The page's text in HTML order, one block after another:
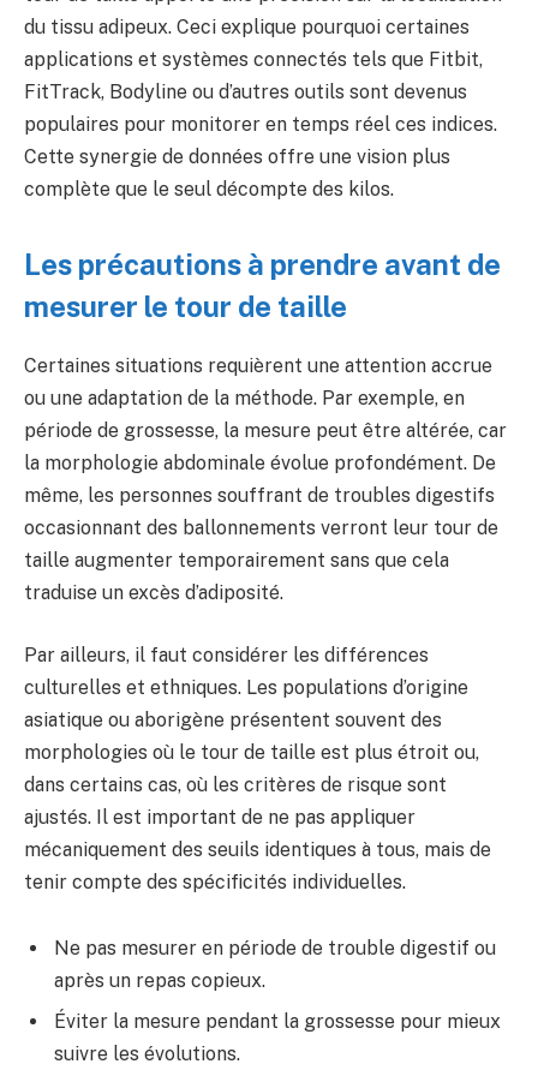
du tissu adipeux. Ceci explique pourquoi certaines
applications et systèmes connectés tels que Fitbit,
FitTrack, Bodyline ou d’autres outils sont devenus
populaires pour monitorer en temps réel ces indices.
Cette synergie de données offre une vision plus
complète que le seul décompte des kilos.
Les précautions à prendre avant de
mesurer le tour de taille
Certaines situations requièrent une attention accrue
ou une adaptation de la méthode. Par exemple, en
période de grossesse, la mesure peut être altérée, car
la morphologie abdominale évolue profondément. De
même, les personnes souffrant de troubles digestifs
occasionnant des ballonnements verront leur tour de
taille augmenter temporairement sans que cela
traduise un excès d’adiposité.
Par ailleurs, il faut considérer les différences
culturelles et ethniques. Les populations d’origine
asiatique ou aborigène présentent souvent des
morphologies où le tour de taille est plus étroit ou,
dans certains cas, où les critères de risque sont
ajustés. Il est important de ne pas appliquer
mécaniquement des seuils identiques à tous, mais de
tenir compte des spécificités individuelles.
Ne pas mesurer en période de trouble digestif ou
après un repas copieux.
Éviter la mesure pendant la grossesse pour mieux
suivre les évolutions.